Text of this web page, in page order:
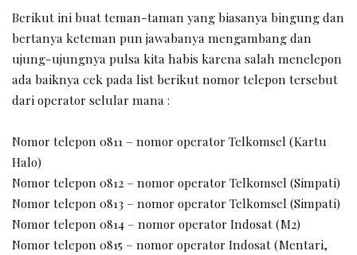
Berikut ini buat teman-taman yang biasanya bingung dan
bertanya keteman pun jawabanya mengambang dan
ujung-ujungnya pulsa kita habis karena salah menelepon
ada baiknya cek pada list berikut nomor telepon tersebut
dari operator selular mana :
Nomor telepon 0811 – nomor operator Telkomsel (Kartu
Halo)
Nomor telepon 0812 – nomor operator Telkomsel (Simpati)
Nomor telepon 0813 – nomor operator Telkomsel (Simpati)
Nomor telepon 0814 – nomor operator Indosat (M2)
Nomor telepon 0815 – nomor operator Indosat (Mentari,